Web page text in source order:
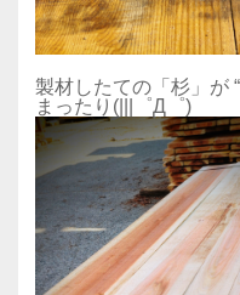
製材したての「杉」が
まったり(|||゜Д゜)